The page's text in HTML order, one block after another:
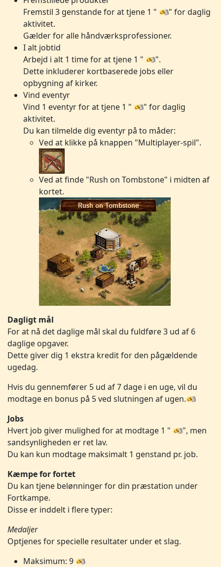
Fremstil 3 genstande for at tjene 1 "
" for daglig
aktivitet.
Gælder for alle håndværksprofessioner.
I alt jobtid
Arbejd i alt 1 time for at tjene 1 "
".
Dette inkluderer kortbaserede jobs eller
opbygning af kirker.
Vind eventyr
Vind 1 eventyr for at tjene 1 "
" for daglig
aktivitet.
Du kan tilmelde dig eventyr på to måder:
Ved at klikke på knappen "Multiplayer-spil".
Ved at finde "Rush on Tombstone" i midten af
kortet.
Dagligt mål
For at nå det daglige mål skal du fuldføre 3 ud af 6
daglige opgaver.
Dette giver dig 1 ekstra kredit for den pågældende
ugedag.
Hvis du gennemfører 5 ud af 7 dage i en uge, vil du
modtage en bonus på 5 ved slutningen af ugen.
Jobs
Hvert job giver mulighed for at modtage 1 "
", men
sandsynligheden er ret lav.
Du kan kun modtage maksimalt 1 genstand pr. job.
Kæmpe for fortet
Du kan tjene belønninger for din præstation under
Fortkampe.
Disse er inddelt i flere typer:
Medaljer
Optjenes for specielle resultater under et slag.
Maksimum: 9